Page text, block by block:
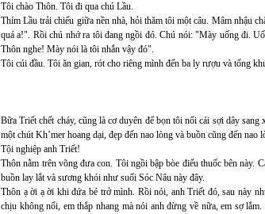
Tôi chào Thôn. Tôi đi qua chú Lầu.
Thím Lầu trải chiếu giữa nền nhà, hỏi thăm tôi một câu. Mâm nhậu
quá a!". Rồi chú nhớ ra tôi đang ngồi đó. Chú nói: "Mày uống đi.
Thôn nghe! Mày nói là tôi nhắn vậy đó".
Tôi cúi đầu. Tôi ăn gian, rót cho riêng mình đến ba ly rượu và tống
Bữa Triết chết cháy, cũng là cơ duyên để bọn tôi nối cái sợi dây
một chút Kh’mer hoang dại, đẹp đến nao lòng và buồn cũng đến nao
Tội nghiệp anh Triết!
Thôn nằm trên võng đưa con. Tôi ngồi bập bòe điếu thuốc bên này.
buồn lay lắt và sương khói như suối Sóc Nâu này đây.
Thôn ạ ời ạ ời khi đứa bé trở mình. Rồi nói, anh Triết đó, sau này
chịu không nổi, em thắp nhang mà nói anh đừng về nữa, em sợ